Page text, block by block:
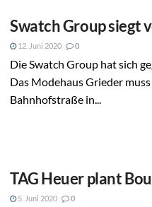
Swatch Group siegt
12. Juni 2020 0
Die Swatch Group hat sich
Das Modehaus Grieder
Bahnhofstraße in...
TAG Heuer plant
5. Juni 2020 0